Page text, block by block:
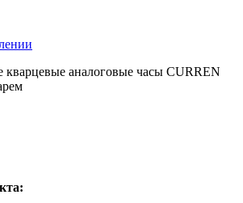
аналоговые часы CURREN